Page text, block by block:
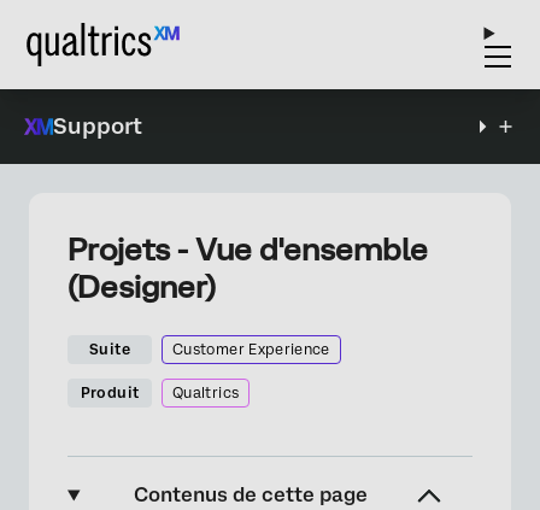
Support
Projets - Vue d'ensemble
(Designer)
Suite Customer Experience
Produit Qualtrics
Contenus de cette page